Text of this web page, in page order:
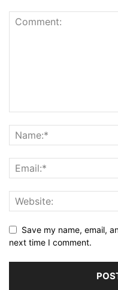
Save my name, email,
next time I comment.